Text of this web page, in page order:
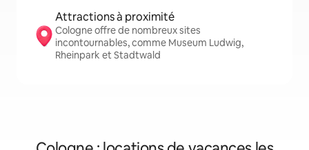
Attractions à proximité
Cologne offre de nombreux sites
incontournables, comme Museum Ludwig,
Rheinpark et Stadtwald